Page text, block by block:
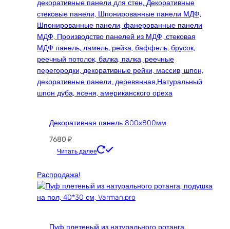
Декоративная панель 800х800мм
7680 ₽
Читать далее
несколько
вариаций.
Распродажа!
Пуф плетеный из натурального ротанга,